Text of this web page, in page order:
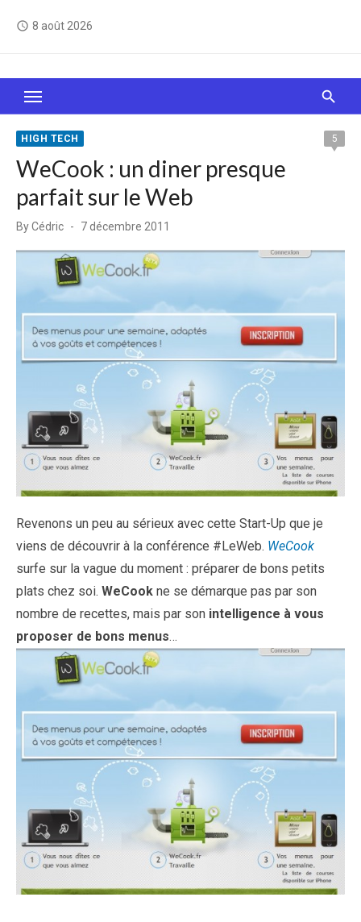
access_time 8 août 2026
Le Web, c'est comme une boîte de chocolats… On
sait jamais sur quoi on va tomber !
HIGH TECH 5
WeCook : un diner presque
parfait sur le Web
ByCédric
Posted
7 décembre 2011
Revenons un peu au sérieux avec cette Start-Up que je
viens de découvrir à la conférence #LeWeb. WeCook
surfe sur la vague du moment : préparer de bons petits
plats chez soi. WeCook ne se démarque pas par son
nombre de recettes, mais par son intelligence à vous
proposer de bons menus…